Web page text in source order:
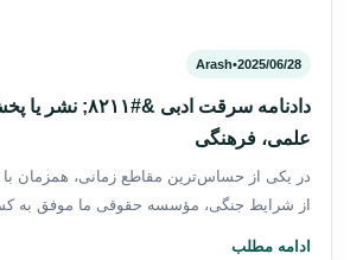
2025/06/28
•
Arash
دادنامه سرقت ادبی
علمی، فرهنگی
در یکی از حساس‌ترین مقاطع زمانی، همزمان
از شرایط جنگی، مؤسسه حقوقی ما موفق به
ادامه مطلب